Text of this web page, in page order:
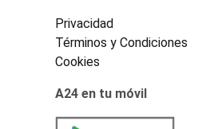
Privacidad
Términos y Condiciones
Cookies
A24 en tu móvil